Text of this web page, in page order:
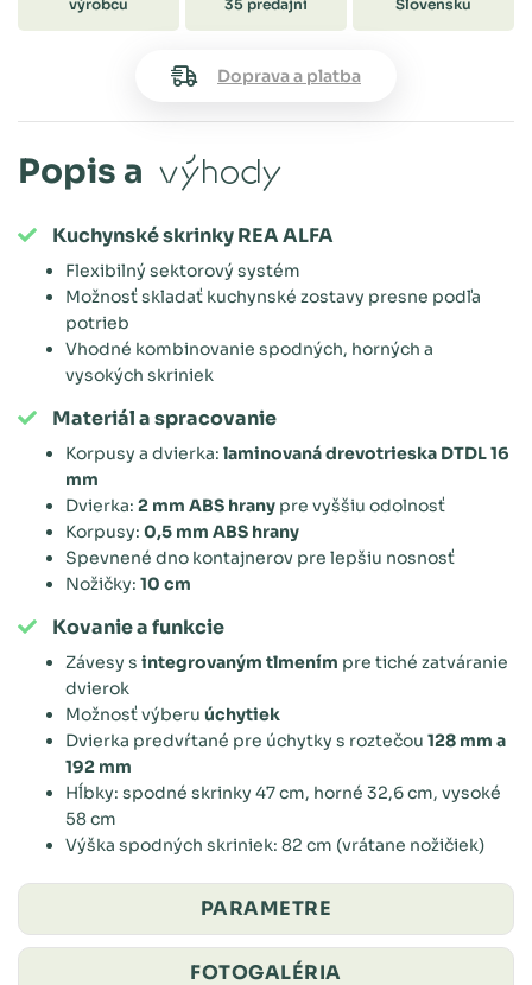
výrobcu
35 predajní
Slovensku
Doprava a platba
Popis a výhody
Kuchynské skrinky REA ALFA
Flexibilný sektorový systém
Možnosť skladať kuchynské zostavy presne podľa
potrieb
Vhodné kombinovanie spodných, horných a
vysokých skriniek
Materiál a spracovanie
Korpusy a dvierka: laminovaná drevotrieska DTDL 16
mm
Dvierka: 2 mm ABS hrany pre vyššiu odolnosť
Korpusy: 0,5 mm ABS hrany
Spevnené dno kontajnerov pre lepšiu nosnosť
Nožičky: 10 cm
Kovanie a funkcie
Závesy s integrovaným tlmením pre tiché zatváranie
dvierok
Možnosť výberu úchytiek
Dvierka predvŕtané pre úchytky s roztečou 128 mm a
192 mm
Hĺbky: spodné skrinky 47 cm, horné 32,6 cm, vysoké
58 cm
Výška spodných skriniek: 82 cm (vrátane nožičiek)
PARAMETRE
FOTOGALÉRIA